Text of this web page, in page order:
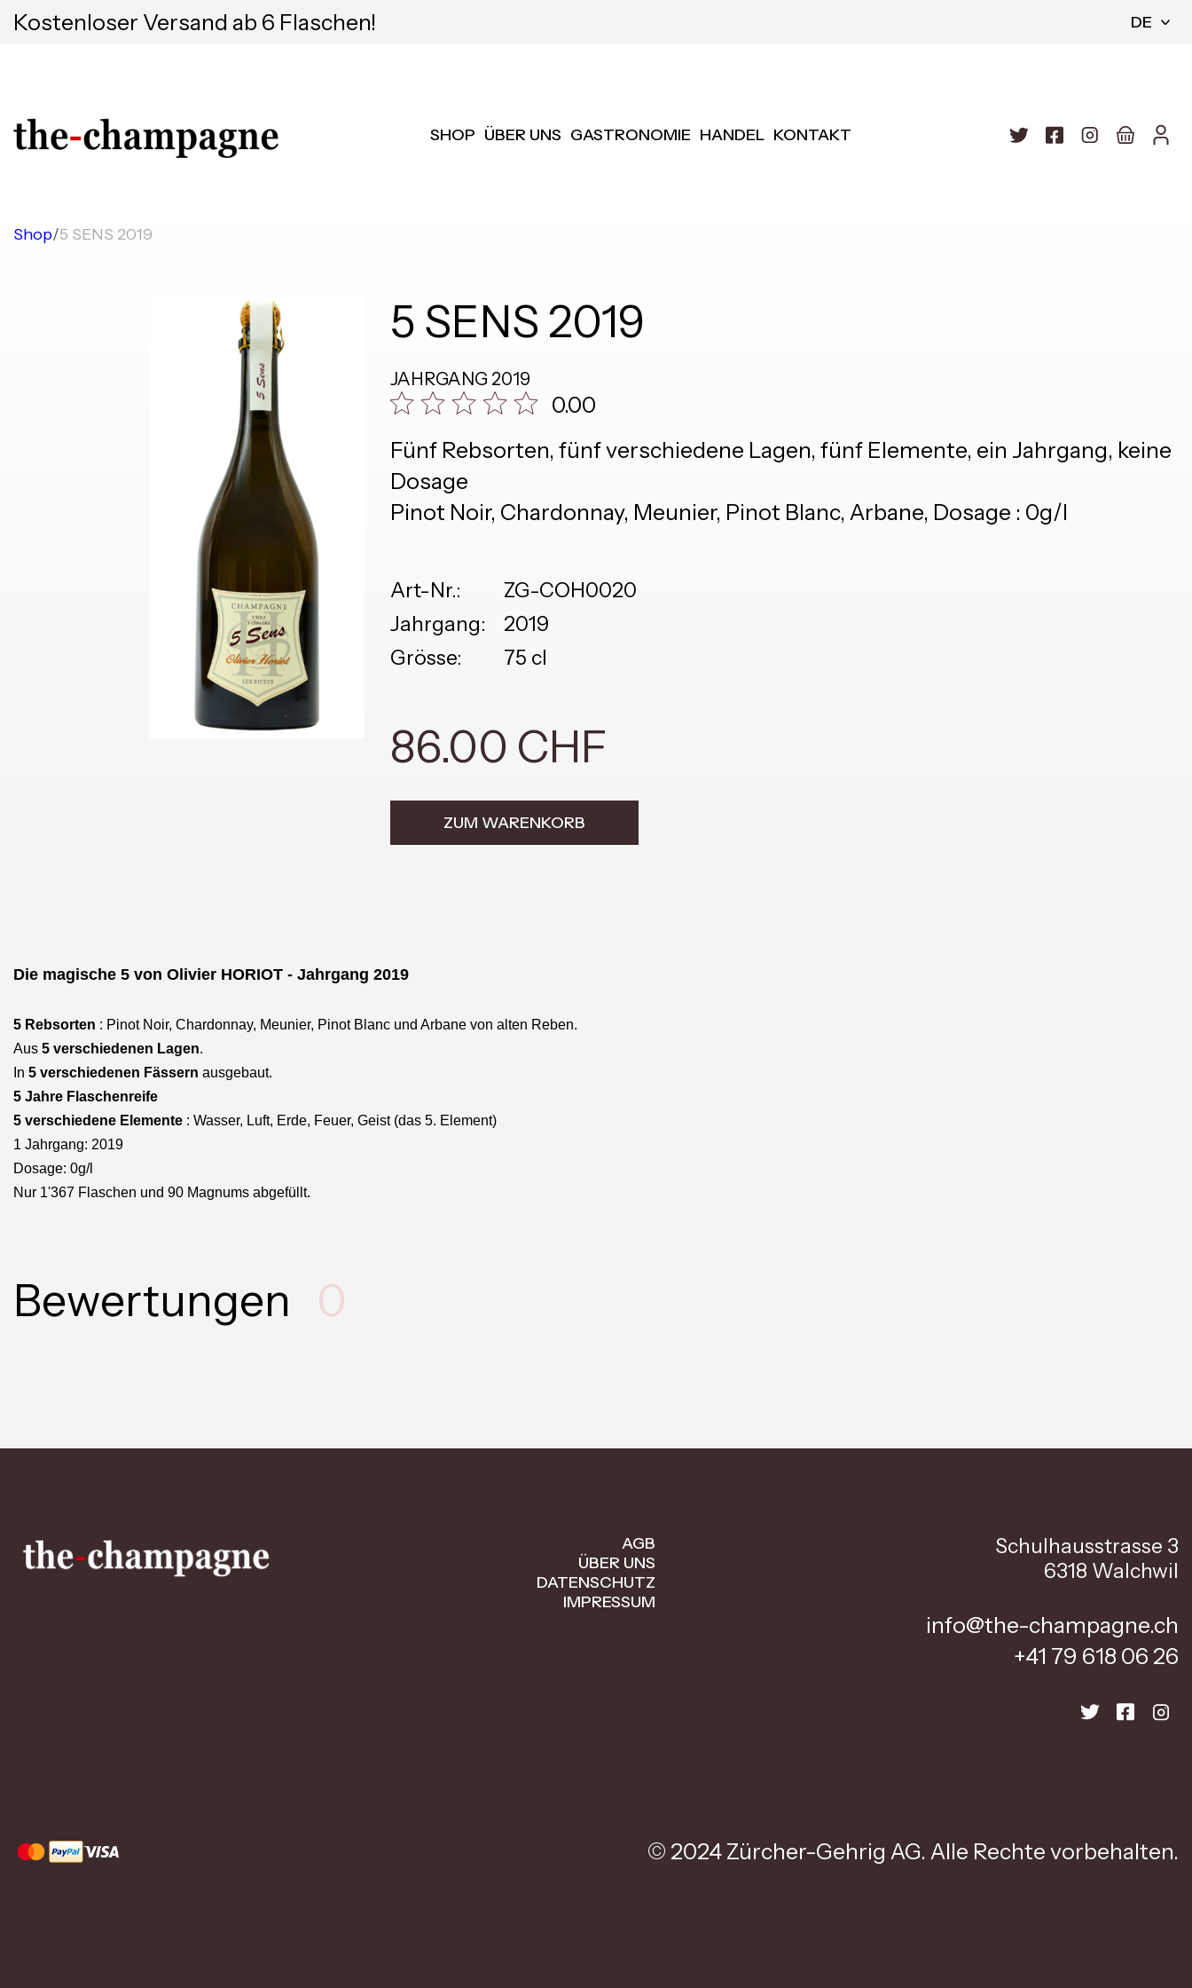
Kostenloser Versand ab 6 Flaschen! DE
SHOP ÜBER UNS GASTRONOMIE HANDEL KONTAKT
Shop/5 SENS 2019
5 SENS 2019
JAHRGANG 2019
0.00
Fünf Rebsorten, fünf verschiedene Lagen, fünf Elemente, ein Jahrgang, keine
Dosage
Pinot Noir, Chardonnay, Meunier, Pinot Blanc, Arbane, Dosage : 0g/l
Art-Nr.:
ZG-COH0020
Jahrgang:
2019
Grösse:
75 cl
86.00 CHF
ZUM WARENKORB
Die magische 5 von Olivier HORIOT - Jahrgang 2019
5 Rebsorten : Pinot Noir, Chardonnay, Meunier, Pinot Blanc und Arbane von alten Reben.
Aus 5 verschiedenen Lagen.
In 5 verschiedenen Fässern ausgebaut.
5 Jahre Flaschenreife
5 verschiedene Elemente : Wasser, Luft, Erde, Feuer, Geist (das 5. Element)
1 Jahrgang: 2019
Dosage: 0g/l
Nur 1'367 Flaschen und 90 Magnums abgefüllt.
Bewertungen 0
AGB
ÜBER UNS
DATENSCHUTZ
IMPRESSUM
Schulhausstrasse 3
6318 Walchwil
info@the-champagne.ch
+41 79 618 06 26
© 2024 Zürcher-Gehrig AG. Alle Rechte vorbehalten.